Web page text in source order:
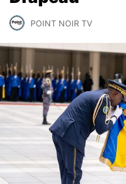
POINT NOIR TV